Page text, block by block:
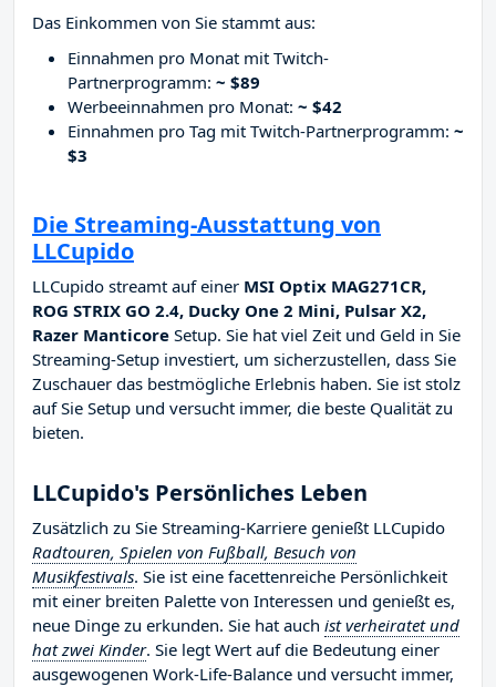
Das Einkommen von Sie stammt aus:
Einnahmen pro Monat mit Twitch-
Partnerprogramm: ~ $89
Werbeeinnahmen pro Monat: ~ $42
Einnahmen pro Tag mit Twitch-Partnerprogramm: ~
$3
Die Streaming-Ausstattung von
LLCupido
LLCupido streamt auf einer MSI Optix MAG271CR,
ROG STRIX GO 2.4, Ducky One 2 Mini, Pulsar X2,
Razer Manticore Setup. Sie hat viel Zeit und Geld in Sie
Streaming-Setup investiert, um sicherzustellen, dass Sie
Zuschauer das bestmögliche Erlebnis haben. Sie ist stolz
auf Sie Setup und versucht immer, die beste Qualität zu
bieten.
LLCupido's Persönliches Leben
Zusätzlich zu Sie Streaming-Karriere genießt LLCupido
Radtouren, Spielen von Fußball, Besuch von
Musikfestivals. Sie ist eine facettenreiche Persönlichkeit
mit einer breiten Palette von Interessen und genießt es,
neue Dinge zu erkunden. Sie hat auch ist verheiratet und
hat zwei Kinder. Sie legt Wert auf die Bedeutung einer
ausgewogenen Work-Life-Balance und versucht immer,